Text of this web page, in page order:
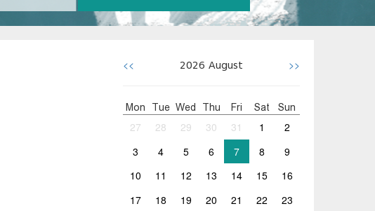
<< 2026 August >>
Mon Tue Wed Thu Fri Sat Sun
27 28 29 30 31 1
2
3
4 5 6 7 8
9
10
11 12 13 14 15
16
17
18 19 20 21 22
23